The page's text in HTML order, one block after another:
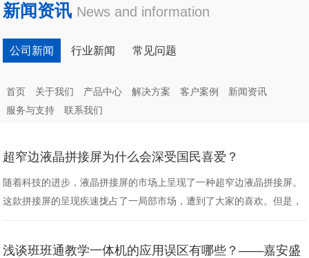
新闻资讯 News and information
公司新闻 行业新闻 常见问题
首页 关于我们 产品中心 解决方案 客户案例
新闻资讯
服务与支持
联系我们
超窄边液晶拼接屏为什么会深受国民喜爱？
随着科技的进步，液晶拼接屏的市场上呈现了一种超窄边液晶拼接屏。
这款拼接屏的呈现疾速拢占了一局部市场，遭到了大家的喜欢。但是，
浅谈班班通教学一体机的应用误区有哪些？——嘉安盛